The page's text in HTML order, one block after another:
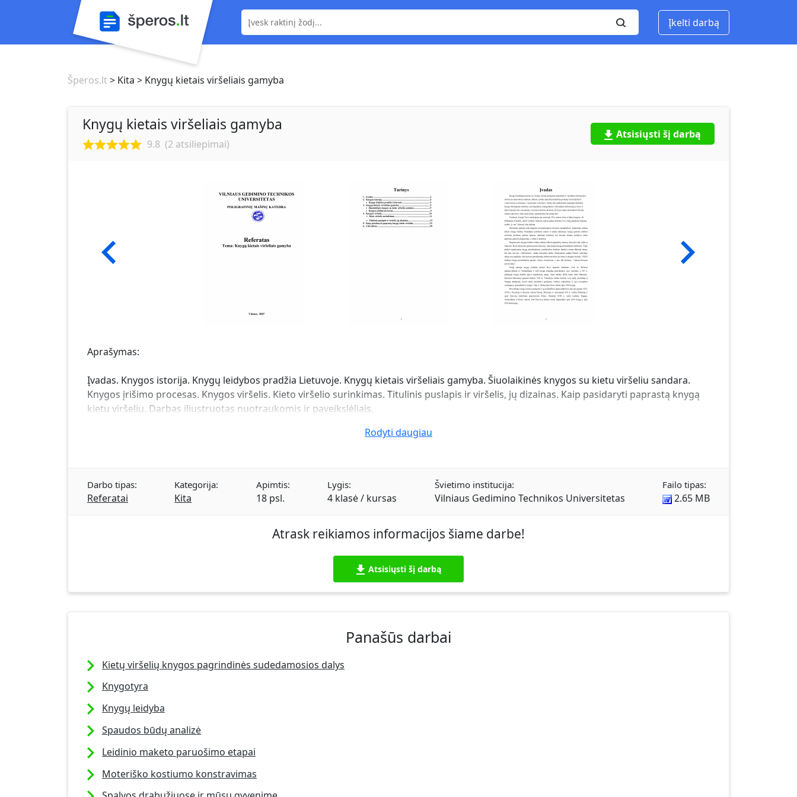
Įkelti darbą
Šperos.lt> Kita > Knygų kietais viršeliais gamyba
Knygų kietais viršeliais gamyba
9.8 (2 atsiliepimai)
Atsisiųsti šį darbą
Aprašymas:
Įvadas. Knygos istorija. Knygų leidybos pradžia Lietuvoje. Knygų kietais viršeliais gamyba. Šiuolaikinės knygos su kietu viršeliu sandara.
Knygos įrišimo procesas. Knygos viršelis. Kieto viršelio surinkimas. Titulinis puslapis ir viršelis, jų dizainas. Kaip pasidaryti paprastą knygą
kietu viršeliu. Darbas iliustruotas nuotraukomis ir paveikslėliais.
Rodyti daugiau
Darbo tipas:
Referatai
Kategorija:
Kita
Apimtis:
18 psl.
Lygis:
4 klasė / kursas
Švietimo institucija:
Vilniaus Gedimino Technikos Universitetas
Failo tipas:
2.65 MB
Atrask reikiamos informacijos šiame darbe!
Atsisiųsti šį darbą
Panašūs darbai
Kietų viršelių knygos pagrindinės sudedamosios dalys
Knygotyra
Knygų leidyba
Spaudos būdų analizė
Leidinio maketo paruošimo etapai
Moteriško kostiumo konstravimas